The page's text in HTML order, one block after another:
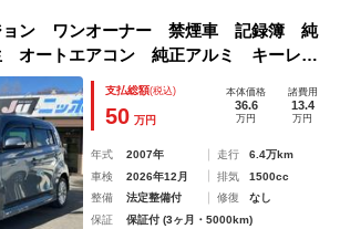
ン ワンオーナー 禁煙車 記録簿 純
オートエアコン 純正アルミ キーレ
支払総額(税込)
50 万円
本体価格
36.6
万円
諸費用
13.4
万円
年式 2007年 走行
6.4万km
車検
2026年12月 排気
1500cc
整備
法定整備付 修復
なし
保証
保証付 (3ヶ月・5000km)